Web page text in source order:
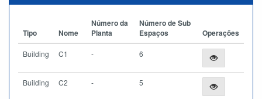
Tipo Nome
Número da
Planta
Número de Sub
Espaços
Operações
Building C1 - 6
Building C2 - 5